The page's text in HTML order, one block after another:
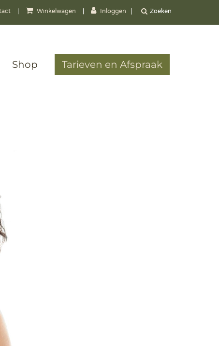
| Winkelwagen | Inloggen
Shop Tarieven en Afspraak